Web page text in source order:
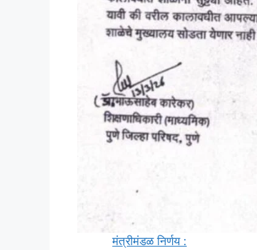
मंत्रीमंडळ निर्णय :